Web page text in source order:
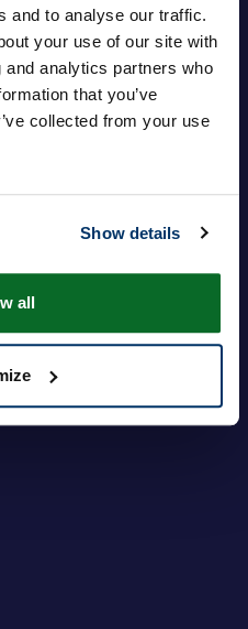
and to analyse our traffic.
your use of our site with
analytics partners who
that you’ve
collected from your use
Show details
all